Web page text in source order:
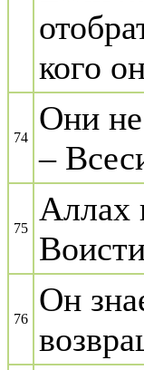
кого
74
Они
–
75
Аллах
76
Он